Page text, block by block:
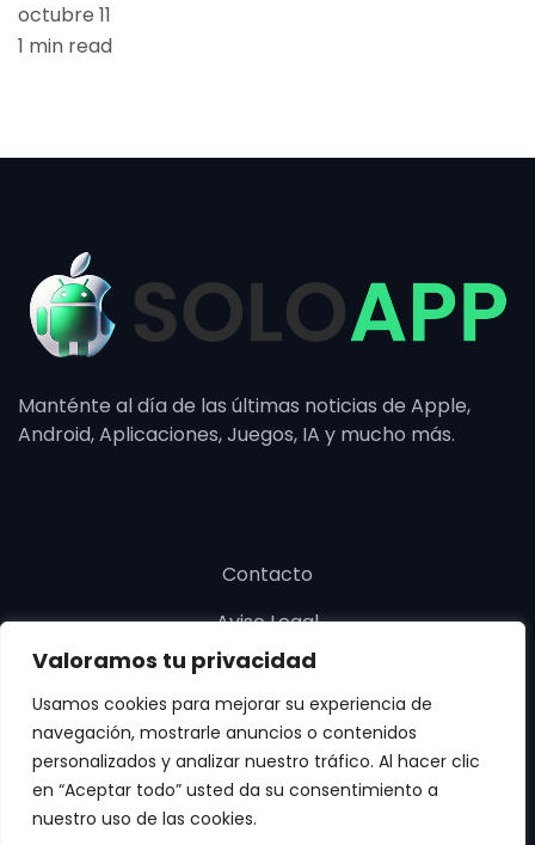
Valoramos tu privacidad
Usamos cookies para mejorar su experiencia de
navegación, mostrarle anuncios o contenidos
personalizados y analizar nuestro tráfico. Al hacer clic
en “Aceptar todo” usted da su consentimiento a
nuestro uso de las cookies.
octubre 11
1 min read
Manténte al día de las últimas noticias de Apple,
Android, Aplicaciones, Juegos, IA y mucho más.
Contacto
Aviso Legal
Política de cookies
Política de privacidad